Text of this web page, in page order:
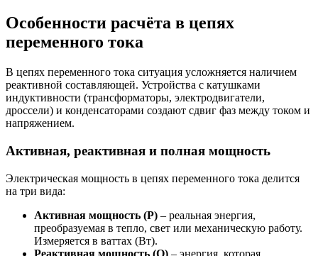
Особенности расчёта в цепях
переменного тока
В цепях переменного тока ситуация усложняется наличием
реактивной составляющей. Устройства с катушками
индуктивности (трансформаторы, электродвигатели,
дроссели) и конденсаторами создают сдвиг фаз между током и
напряжением.
Активная, реактивная и полная мощность
Электрическая мощность в цепях переменного тока делится
на три вида:
Активная мощность (P) – реальная энергия,
преобразуемая в тепло, свет или механическую работу.
Измеряется в ваттах (Вт).
Реактивная мощность (Q) – энергия, которая